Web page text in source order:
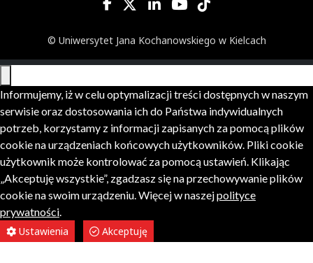
© Uniwersytet Jana Kochanowskiego w Kielcach
Informujemy, iż w celu optymalizacji treści dostępnych w naszym
serwisie oraz dostosowania ich do Państwa indywidualnych
potrzeb, korzystamy z informacji zapisanych za pomocą plików
cookie na urządzeniach końcowych użytkowników. Pliki cookie
użytkownik może kontrolować za pomocą ustawień. Klikając
„Akceptuję wszystkie”, zgadzasz się na przechowywanie plików
cookie na swoim urządzeniu. Więcej w naszejpolityce
prywatności.
Ustawienia
Akceptuję